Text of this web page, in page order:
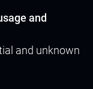
and
and unknown